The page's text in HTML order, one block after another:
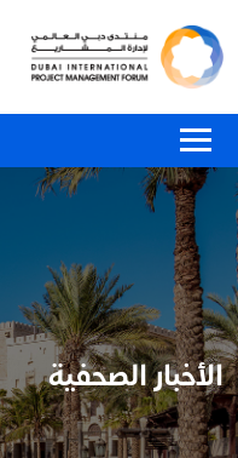
الأخبار الصحفية